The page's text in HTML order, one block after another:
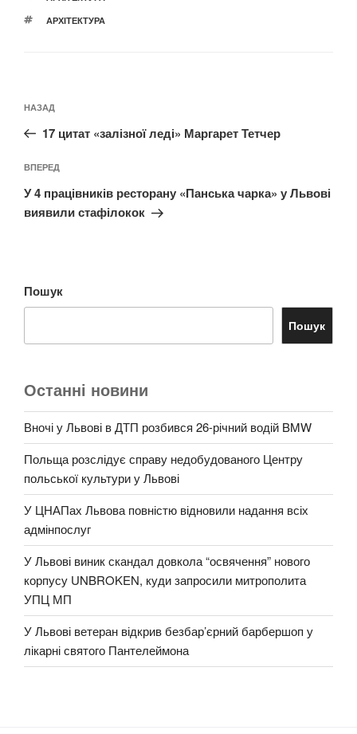
ПОЗНАЧКИ
АРХІТЕКТУРА
записів
Попередній
запис:
НАЗАД
17 цитат «залізної леді» Маргарет Тетчер
Наступний
запис
ВПЕРЕД
У 4 працівників ресторану «Панська чарка» у Львові
виявили стафілокок
Пошук
Пошук
Останні новини
Вночі у Львові в ДТП розбився 26-річний водій BMW
Польща розслідує справу недобудованого Центру
польської культури у Львові
У ЦНАПах Львова повністю відновили надання всіх
адмінпослуг
У Львові виник скандал довкола “освячення” нового
корпусу UNBROKEN, куди запросили митрополита
УПЦ МП
У Львові ветеран відкрив безбар’єрний барбершоп у
лікарні святого Пантелеймона